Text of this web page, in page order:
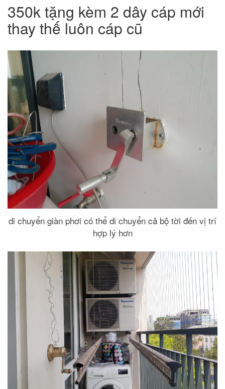
350k tặng kèm 2 dây cáp mới
thay thế luôn cáp cũ
di chuyển giàn phơi có thể di chuyển cả bộ tời đến vị trí
hợp lý hơn